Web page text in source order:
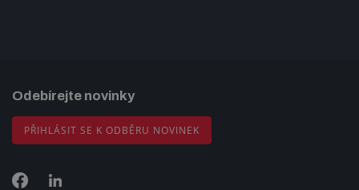
Odebírejte novinky
PŘIHLÁSIT SE K ODBĚRU NOVINEK